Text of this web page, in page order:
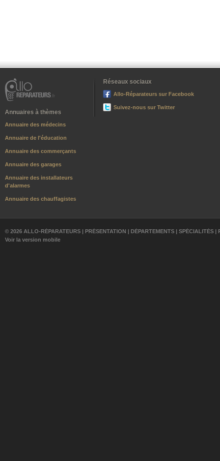
Annuaires à thèmes
Annuaire des médecins
Annuaire de l'éducation
Annuaire des commerçants
Annuaire des garages
Annuaire des installateurs
d'alarmes
Annuaire des chauffagistes
Réseaux sociaux
Allo-Réparateurs sur Facebook
Suivez-nous sur Twitter
© 2026 ALLO-RÉPARATEURS | PRÉSENTATION | DÉPARTEMENTS | SPÉCIALITÉS |
Voir la version mobile